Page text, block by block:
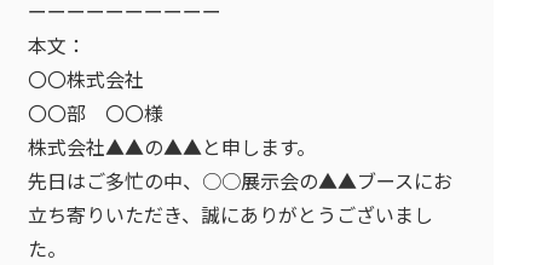
ーーーーーーーーーー
本文：
〇〇株式会社
〇〇部 〇〇様
株式会社▲▲の▲▲と申します。
先日はご多忙の中、○○展示会の▲▲ブースにお
立ち寄りいただき、誠にありがとうございまし
た。